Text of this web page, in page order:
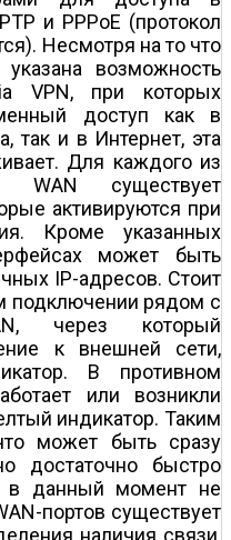
и PPPoE (протокол
Несмотря на то что
возможность
VPN, при которых
доступ как в
так и в Интернет, эта
Для каждого из
WAN существует
активируются при
Кроме указанных
может быть
IP-адресов. Стоит
подключении рядом с
через который
к внешней сети,
В противном
или возникли
индикатор. Таким
может быть сразу
достаточно быстро
в данный момент не
портов существует
наличия связи,